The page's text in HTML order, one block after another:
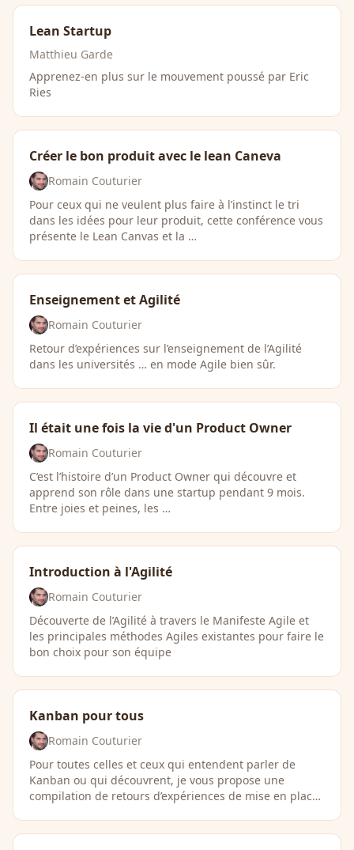
Lean Startup
Matthieu Garde
Apprenez-en plus sur le mouvement poussé par Eric
Ries
Créer le bon produit avec le lean Caneva
Romain Couturier
Pour ceux qui ne veulent plus faire à l’instinct le tri
dans les idées pour leur produit, cette conférence vous
présente le Lean Canvas et la …
Enseignement et Agilité
Romain Couturier
Retour d’expériences sur l’enseignement de l’Agilité
dans les universités … en mode Agile bien sûr.
Il était une fois la vie d'un Product Owner
Romain Couturier
C’est l’histoire d’un Product Owner qui découvre et
apprend son rôle dans une startup pendant 9 mois.
Entre joies et peines, les …
Introduction à l'Agilité
Romain Couturier
Découverte de l’Agilité à travers le Manifeste Agile et
les principales méthodes Agiles existantes pour faire le
bon choix pour son équipe
Kanban pour tous
Romain Couturier
Pour toutes celles et ceux qui entendent parler de
Kanban ou qui découvrent, je vous propose une
compilation de retours d’expériences de mise en place